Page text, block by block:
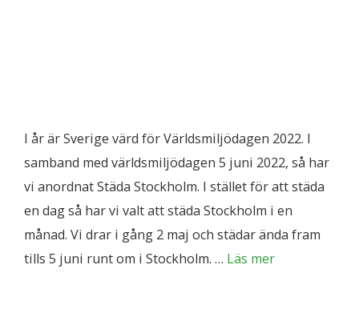
I år är Sverige värd för Världsmiljödagen 2022. I
samband med världsmiljödagen 5 juni 2022, så har
vi anordnat Städa Stockholm. I stället för att städa
en dag så har vi valt att städa Stockholm i en
månad. Vi drar i gång 2 maj och städar ända fram
tills 5 juni runt om i Stockholm. … Läs mer